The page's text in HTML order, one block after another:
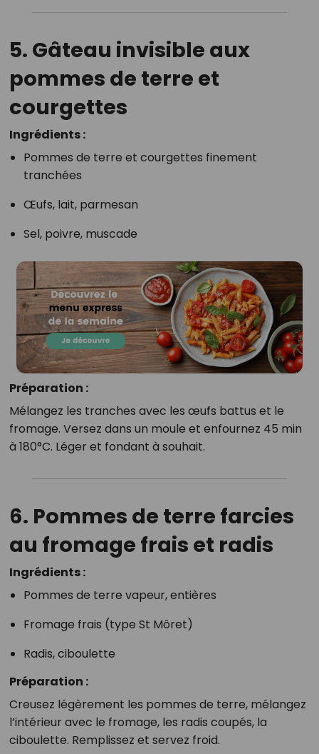
5. Gâteau invisible aux
pommes de terre et
courgettes
Ingrédients :
Pommes de terre et courgettes finement
tranchées
Œufs, lait, parmesan
Sel, poivre, muscade
Préparation :
Mélangez les tranches avec les œufs battus et le
fromage. Versez dans un moule et enfournez 45 min
à 180°C. Léger et fondant à souhait.
6. Pommes de terre farcies
au fromage frais et radis
Ingrédients :
Pommes de terre vapeur, entières
Fromage frais (type St Môret)
Radis, ciboulette
Préparation :
Creusez légèrement les pommes de terre, mélangez
l’intérieur avec le fromage, les radis coupés, la
ciboulette. Remplissez et servez froid.